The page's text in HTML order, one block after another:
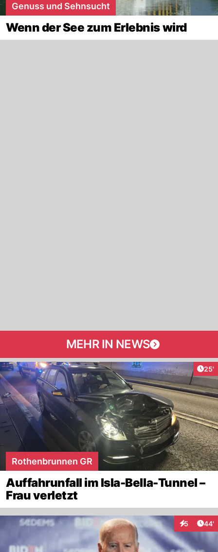
Genuss und Sehnsucht
Wenn der See zum Erlebnis wird
MEHR IN NEWS
25'
Rothenbrunnen GR
Auffahrunfall im Isla-Bella-Tunnel –
Frau verletzt
5 44'